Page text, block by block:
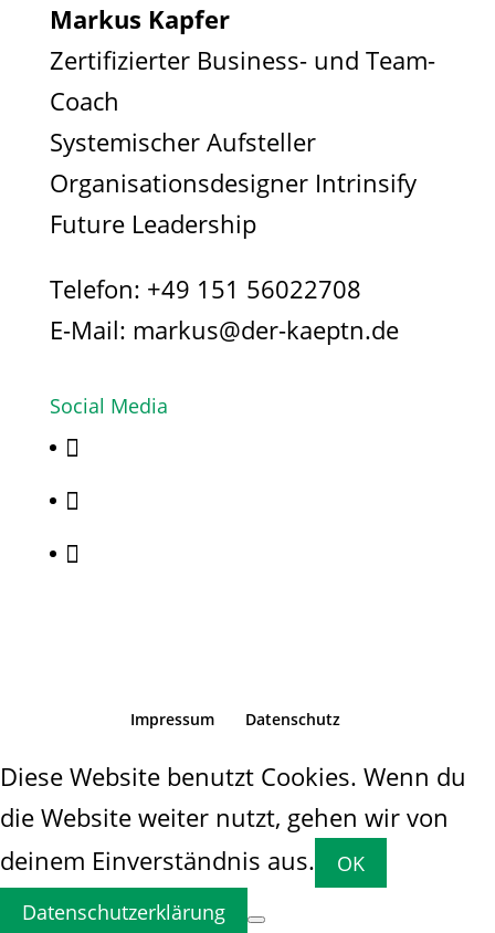
Markus Kapfer
Zertifizierter Business- und Team-
Coach
Systemischer Aufsteller
Organisationsdesigner Intrinsify
Future Leadership
Telefon: +49 151 56022708
E-Mail: markus@der-kaeptn.de
Social Media



Impressum Datenschutz
Diese Website benutzt Cookies. Wenn du
die Website weiter nutzt, gehen wir von
deinem Einverständnis aus.
OK
Datenschutzerklärung